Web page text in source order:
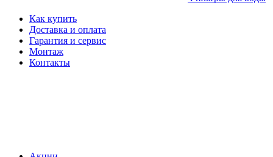
Как купить
Доставка и оплата
Гарантия и сервис
Монтаж
Контакты